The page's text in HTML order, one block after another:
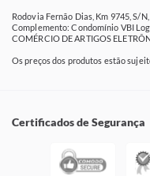
Rodovia Fernão Dias, Km 9745, S/
Complemento: Condomínio VBI
COMÉRCIO DE ARTIGOS
Os preços dos produtos estão
Certificados de Segurança